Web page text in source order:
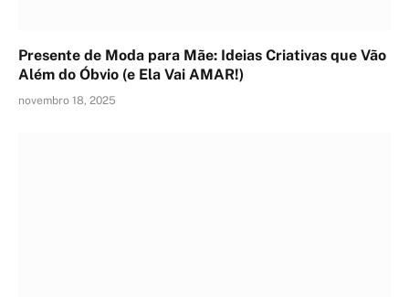
Presente de Moda para Mãe: Ideias Criativas que Vão
Além do Óbvio (e Ela Vai AMAR!)
novembro 18, 2025